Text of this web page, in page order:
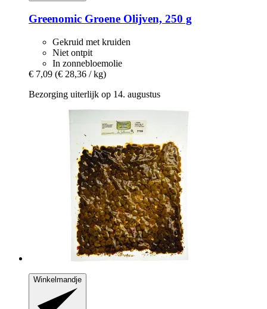
Greenomic Groene Olijven, 250 g
Gekruid met kruiden
Niet ontpit
In zonnebloemolie
€ 7,09 (€ 28,36 / kg)
Bezorging uiterlijk op 14. augustus
Winkelmandje